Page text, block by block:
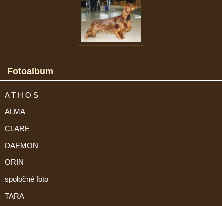
Fotoalbum
A T H O S
ALMA
CLARE
DAEMON
ORIN
spoločné foto
TARA